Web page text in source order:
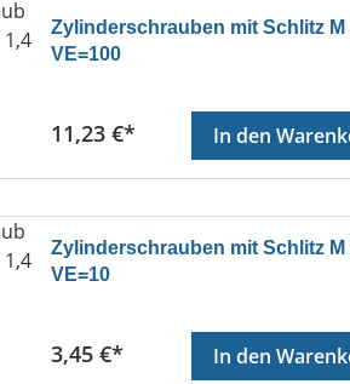
Zylinderschrauben mit Schlitz M
VE=100
Regulärer Preis:
11,23 €* In den
Zylinderschrauben mit Schlitz M
VE=10
Regulärer Preis:
3,45 €* In den